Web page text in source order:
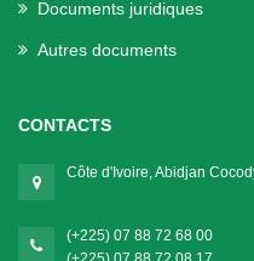
Documents juridiques
Autres documents
CONTACTS
Côte d'Ivoire, Abidjan
(+225) 07 88 72 68 00